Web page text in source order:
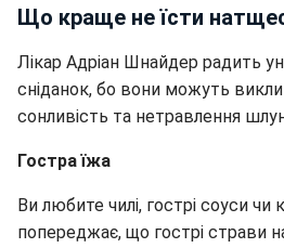
Що краще не їсти
Лікар Адріан Шнайдер радить
сніданок, бо вони можуть
сонливість та нетравлення
Гостра їжа
Ви любите чилі, гострі соуси чи
попереджає, що гострі страви